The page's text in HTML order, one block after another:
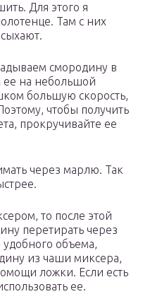
Для этого я
Там с них
смородину в
на небольшой
большую скорость,
чтобы получить
прокручивайте ее
через марлю. Так
то после этой
перетирать через
объема,
из чаши миксера,
ложки. Если есть
ее.